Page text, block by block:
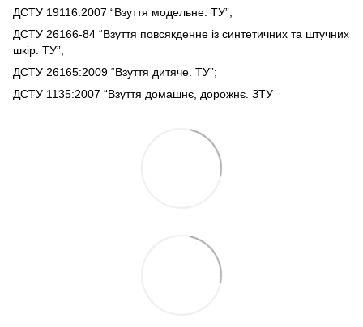
ДСТУ 19116:2007 “Взуття модельне. ТУ”;
ДСТУ 26166-84 “Взуття повсякденне із синтетичних та штучних
шкір. ТУ”;
ДСТУ 26165:2009 “Взуття дитяче. ТУ”;
ДСТУ 1135:2007 “Взуття домашнє, дорожнє. ЗТУ